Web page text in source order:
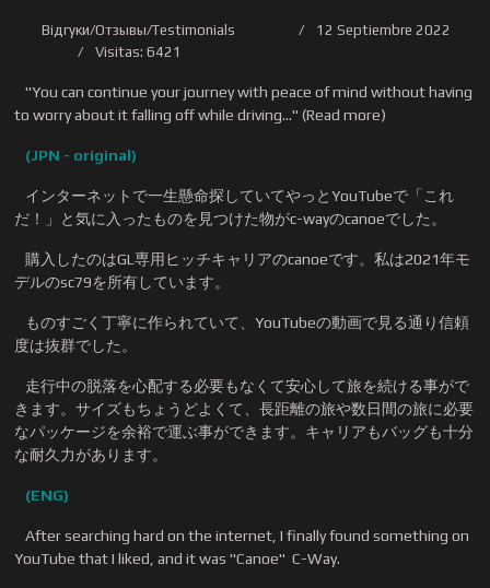
Відгуки/Отзывы/Testimonials
12 Septiembre 2022
Visitas: 6421
"You can continue your journey with peace of mind without having
to worry about it falling off while driving..." (Read more)
(JPN - original)
インターネットで一生懸命探していてやっとYouTubeで「これ
だ！」と気に入ったものを見つけた物がc-wayのcanoeでした。
購入したのはGL専用ヒッチキャリアのcanoeです。私は2021年モ
デルのsc79を所有しています。
ものすごく丁寧に作られていて、YouTubeの動画で見る通り信頼
度は抜群でした。
走行中の脱落を心配する必要もなくて安心して旅を続ける事がで
きます。サイズもちょうどよくて、長距離の旅や数日間の旅に必要
なパッケージを余裕で運ぶ事ができます。キャリアもバッグも十分
な耐久力があります。
(ENG)
After searching hard on the internet, I finally found something on
YouTube that I liked, and it was "Canoe" C-Way.